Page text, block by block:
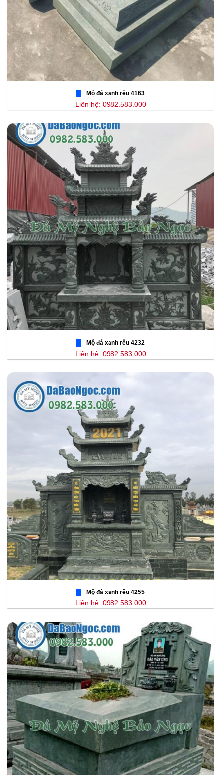
Mộ đá xanh rêu 4163
Liên hệ: 0982.583.000
Mộ đá xanh rêu 4232
Liên hệ: 0982.583.000
Mộ đá xanh rêu 4255
Liên hệ: 0982.583.000